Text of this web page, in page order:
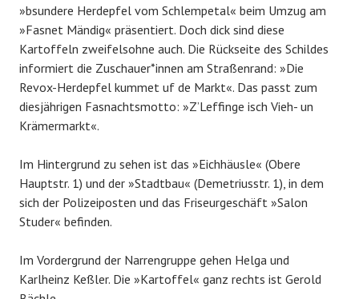
»bsundere Herdepfel vom Schlempetal« beim Umzug am
»Fasnet Mändig« präsentiert. Doch dick sind diese
Kartoffeln zweifelsohne auch. Die Rückseite des Schildes
informiert die Zuschauer*innen am Straßenrand: »Die
Revox-Herdepfel kummet uf de Markt«. Das passt zum
diesjährigen Fasnachtsmotto: »Z’Leffinge isch Vieh- un
Krämermarkt«.
Im Hintergrund zu sehen ist das »Eichhäusle« (Obere
Hauptstr. 1) und der »Stadtbau« (Demetriusstr. 1), in dem
sich der Polizeiposten und das Friseurgeschäft »Salon
Studer« befinden.
Im Vordergrund der Narrengruppe gehen Helga und
Karlheinz Keßler. Die »Kartoffel« ganz rechts ist Gerold